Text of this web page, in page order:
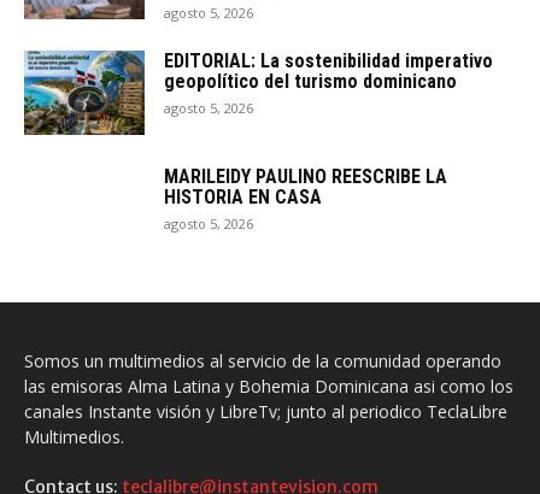
agosto 5, 2026
EDITORIAL: La sostenibilidad imperativo
geopolítico del turismo dominicano
agosto 5, 2026
MARILEIDY PAULINO REESCRIBE LA
HISTORIA EN CASA
agosto 5, 2026
Somos un multimedios al servicio de la comunidad operando
las emisoras Alma Latina y Bohemia Dominicana asi como los
canales Instante visión y LibreTv; junto al periodico TeclaLibre
Multimedios.
Contact us: teclalibre@instantevision.com